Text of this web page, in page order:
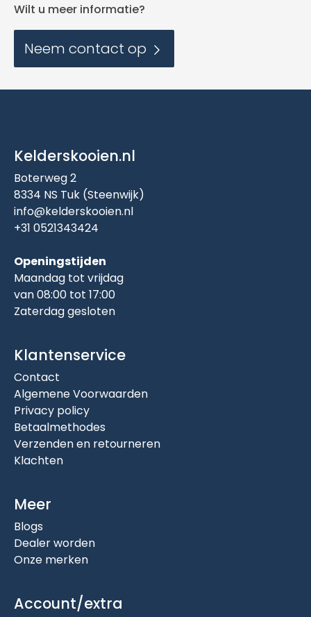
Wilt u meer informatie?
Neem contact op
Kelderskooien.nl
Boterweg 2
8334 NS Tuk (Steenwijk)
info@kelderskooien.nl
+31 0521343424
Openingstijden
Maandag tot vrijdag
van 08:00 tot 17:00
Zaterdag gesloten
Klantenservice
Contact
Algemene Voorwaarden
Privacy policy
Betaalmethodes
Verzenden en retourneren
Klachten
Meer
Blogs
Dealer worden
Onze merken
Account/extra